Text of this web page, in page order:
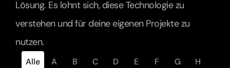
Lösung. Es lohnt sich, diese Technologie zu
verstehen und für deine eigenen Projekte zu
nutzen.
Alle A B C D E F G
H